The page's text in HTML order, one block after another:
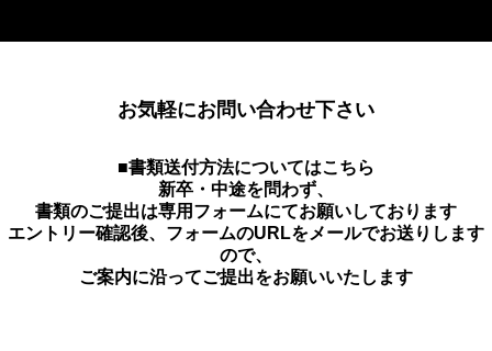
お気軽にお問い合わせ下さい
■書類送付方法についてはこちら
新卒・中途を問わず、
書類のご提出は専用フォームにてお願いしております
エントリー確認後、フォームのURLをメールでお送りします
ので、
ご案内に沿ってご提出をお願いいたします